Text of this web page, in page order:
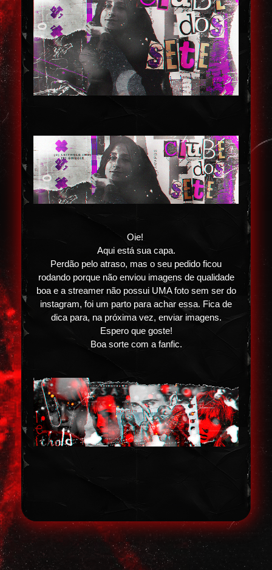
Oie!
Aqui está sua capa.
Perdão pelo atraso, mas o seu pedido ficou
rodando porque não enviou imagens de qualidade
boa e a streamer não possui UMA foto sem ser do
instagram, foi um parto para achar essa. Fica de
dica para, na próxima vez, enviar imagens.
Espero que goste!
Boa sorte com a fanfic.